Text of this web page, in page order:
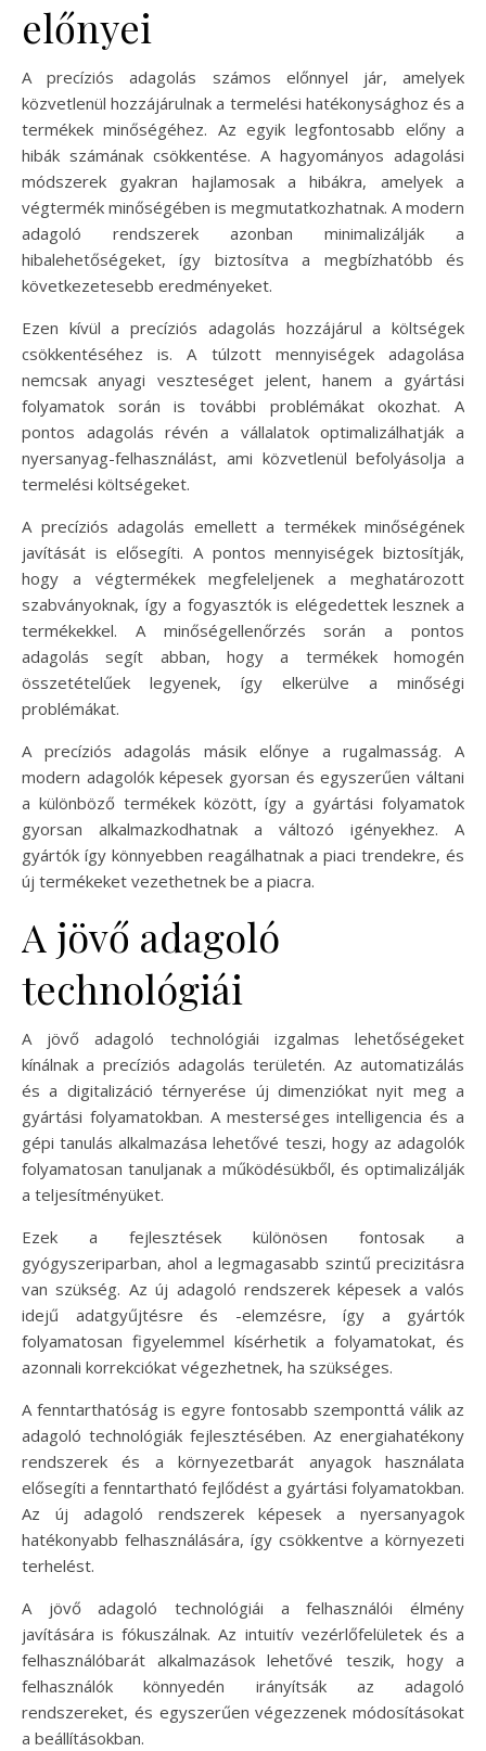
előnyei
A precíziós adagolás számos előnnyel jár, amelyek
közvetlenül hozzájárulnak a termelési hatékonysághoz és a
termékek minőségéhez. Az egyik legfontosabb előny a
hibák számának csökkentése. A hagyományos adagolási
módszerek gyakran hajlamosak a hibákra, amelyek a
végtermék minőségében is megmutatkozhatnak. A modern
adagoló rendszerek azonban minimalizálják a
hibalehetőségeket, így biztosítva a megbízhatóbb és
következetesebb eredményeket.
Ezen kívül a precíziós adagolás hozzájárul a költségek
csökkentéséhez is. A túlzott mennyiségek adagolása
nemcsak anyagi veszteséget jelent, hanem a gyártási
folyamatok során is további problémákat okozhat. A
pontos adagolás révén a vállalatok optimalizálhatják a
nyersanyag-felhasználást, ami közvetlenül befolyásolja a
termelési költségeket.
A precíziós adagolás emellett a termékek minőségének
javítását is elősegíti. A pontos mennyiségek biztosítják,
hogy a végtermékek megfeleljenek a meghatározott
szabványoknak, így a fogyasztók is elégedettek lesznek a
termékekkel. A minőségellenőrzés során a pontos
adagolás segít abban, hogy a termékek homogén
összetételűek legyenek, így elkerülve a minőségi
problémákat.
A precíziós adagolás másik előnye a rugalmasság. A
modern adagolók képesek gyorsan és egyszerűen váltani
a különböző termékek között, így a gyártási folyamatok
gyorsan alkalmazkodhatnak a változó igényekhez. A
gyártók így könnyebben reagálhatnak a piaci trendekre, és
új termékeket vezethetnek be a piacra.
A jövő adagoló
technológiái
A jövő adagoló technológiái izgalmas lehetőségeket
kínálnak a precíziós adagolás területén. Az automatizálás
és a digitalizáció térnyerése új dimenziókat nyit meg a
gyártási folyamatokban. A mesterséges intelligencia és a
gépi tanulás alkalmazása lehetővé teszi, hogy az adagolók
folyamatosan tanuljanak a működésükből, és optimalizálják
a teljesítményüket.
Ezek a fejlesztések különösen fontosak a
gyógyszeriparban, ahol a legmagasabb szintű precizitásra
van szükség. Az új adagoló rendszerek képesek a valós
idejű adatgyűjtésre és -elemzésre, így a gyártók
folyamatosan figyelemmel kísérhetik a folyamatokat, és
azonnali korrekciókat végezhetnek, ha szükséges.
A fenntarthatóság is egyre fontosabb szemponttá válik az
adagoló technológiák fejlesztésében. Az energiahatékony
rendszerek és a környezetbarát anyagok használata
elősegíti a fenntartható fejlődést a gyártási folyamatokban.
Az új adagoló rendszerek képesek a nyersanyagok
hatékonyabb felhasználására, így csökkentve a környezeti
terhelést.
A jövő adagoló technológiái a felhasználói élmény
javítására is fókuszálnak. Az intuitív vezérlőfelületek és a
felhasználóbarát alkalmazások lehetővé teszik, hogy a
felhasználók könnyedén irányítsák az adagoló
rendszereket, és egyszerűen végezzenek módosításokat
a beállításokban.